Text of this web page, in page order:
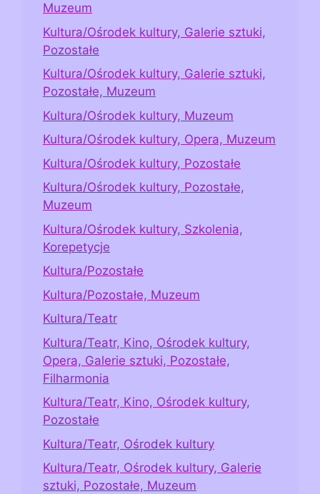
Muzeum
Kultura/Ośrodek kultury, Galerie sztuki,
Pozostałe
Kultura/Ośrodek kultury, Galerie sztuki,
Pozostałe, Muzeum
Kultura/Ośrodek kultury, Muzeum
Kultura/Ośrodek kultury, Opera, Muzeum
Kultura/Ośrodek kultury, Pozostałe
Kultura/Ośrodek kultury, Pozostałe,
Muzeum
Kultura/Ośrodek kultury, Szkolenia,
Korepetycje
Kultura/Pozostałe
Kultura/Pozostałe, Muzeum
Kultura/Teatr
Kultura/Teatr, Kino, Ośrodek kultury,
Opera, Galerie sztuki, Pozostałe,
Filharmonia
Kultura/Teatr, Kino, Ośrodek kultury,
Pozostałe
Kultura/Teatr, Ośrodek kultury
Kultura/Teatr, Ośrodek kultury, Galerie
sztuki, Pozostałe, Muzeum